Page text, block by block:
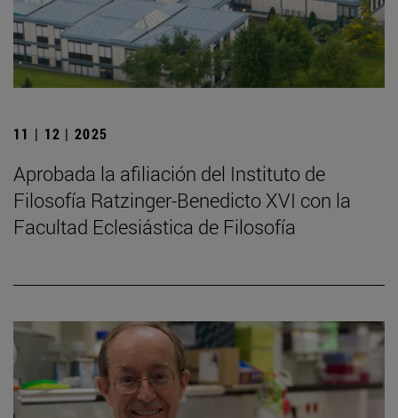
11 | 12 | 2025
Aprobada la afiliación del Instituto de
Filosofía Ratzinger-Benedicto XVI con la
Facultad Eclesiástica de Filosofía